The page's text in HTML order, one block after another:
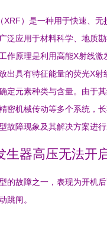
XRF）是一种用于快速、无
泛应用于材料科学、地质
作原理是利用高能X射线
出具有特征能量的荧光X射
定元素种类与含量。由于
密机械传动等多个系统，
故障现象及其解决方案进行
生器高压无法开
的故障之一，表现为开机
跳闸。